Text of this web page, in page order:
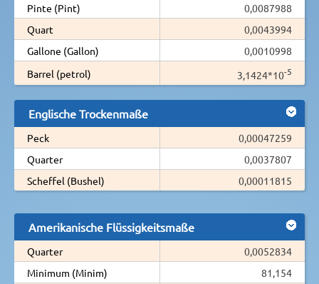
Pinte (Pint)
0,0087988
Quart
0,0043994
Gallone (Gallon)
0,0010998
Barrel (petrol)
3,1424*10-5
Englische Trockenmaße
Peck
0,00047259
Quarter
0,0037807
Scheffel (Bushel)
0,00011815
Amerikanische Flüssigkeitsmaße
Quarter
0,0052834
Minimum (Minim)
81,154